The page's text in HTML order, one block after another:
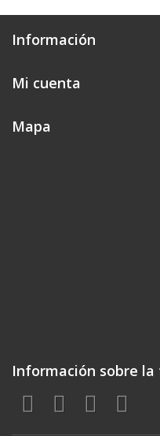
Información
Mi cuenta
Mapa
Información sobre la